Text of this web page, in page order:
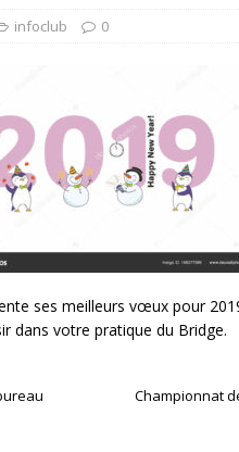
infoclub 0
ses meilleurs vœux pour
dans votre pratique du Bridge.
Championnat